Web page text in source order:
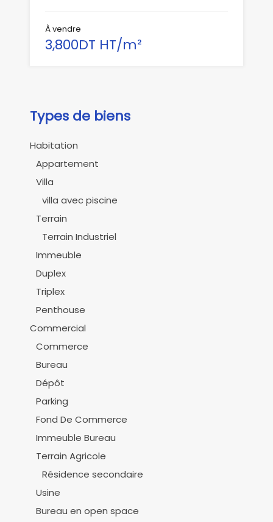
À vendre
3,800DT HT/m²
Types de biens
Habitation
Appartement
Villa
villa avec piscine
Terrain
Terrain Industriel
Immeuble
Duplex
Triplex
Penthouse
Commercial
Commerce
Bureau
Dépôt
Parking
Fond De Commerce
Immeuble Bureau
Terrain Agricole
Résidence secondaire
Usine
Bureau en open space